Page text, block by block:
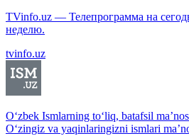
TVinfo.uz — Телепрограмма на
неделю.
tvinfo.uz
O‘zbek Ismlarning to‘liq, batafsil
O‘zingiz va yaqinlaringizni ismlari